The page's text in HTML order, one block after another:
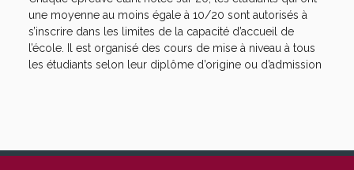
une moyenne au moins égale à 10/20 sont autorisés à
s’inscrire dans les limites de la capacité d’accueil de
l’école. Il est organisé des cours de mise à niveau à tous
les étudiants selon leur diplôme d’origine ou d’admission